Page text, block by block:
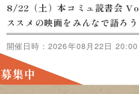
8/15（土）本コミュ読書会
ンジャンル-おすすめの本を語る
開催日時：2026年08月15日
募集中